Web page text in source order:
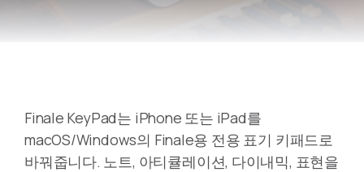
Finale KeyPad는 iPhone 또는 iPad를
macOS/Windows의 Finale용 전용 표기 키패드로
바꿔줍니다. 노트, 아티큘레이션, 다이내믹, 표현을